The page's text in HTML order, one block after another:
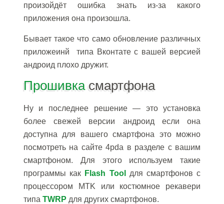
произойдёт ошибка знать из-за какого
приложения она произошла.
Бывает такое что само обновление различных
приложеинй типа Вконтате с вашей версией
андроид плохо дружит.
Прошивкасмартфона
Ну и последнее решение — это установка
более свежей версии андроид если она
доступна для вашего смартфона это можно
посмотреть на сайте 4pda в разделе с вашим
смартфоном. Для этого используем такие
программы как Flash Tool
для смартфонов с
процессором MTK или костюмное рекавери
типа TWRP для других смартфонов.